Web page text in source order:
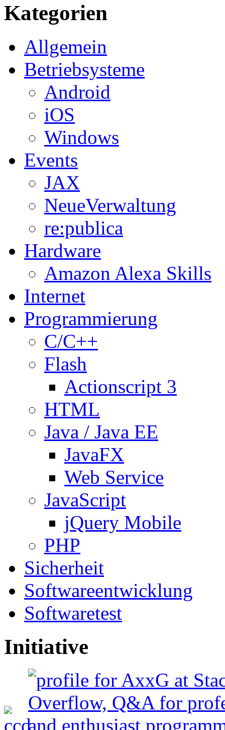
Kategorien
Allgemein
Betriebsysteme
Android
iOS
Windows
Events
JAX
NeueVerwaltung
re:publica
Hardware
Amazon Alexa Skills
Internet
Programmierung
C/C++
Flash
Actionscript 3
HTML
Java / Java EE
JavaFX
Web Service
JavaScript
jQuery Mobile
PHP
Sicherheit
Softwareentwicklung
Softwaretest
Initiative